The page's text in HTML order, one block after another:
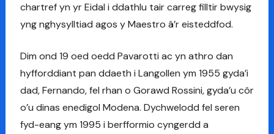
chartref yn yr Eidal i ddathlu tair carreg filltir bwysig
yng nghysylltiad agos y Maestro â’r eisteddfod.
Dim ond 19 oed oedd Pavarotti ac yn athro dan
hyfforddiant pan ddaeth i Langollen ym 1955 gyda’i
dad, Fernando, fel rhan o Gorawd Rossini, gyda’u côr
o’u dinas enedigol Modena. Dychwelodd fel seren
fyd-eang ym 1995 i berfformio cyngerdd a